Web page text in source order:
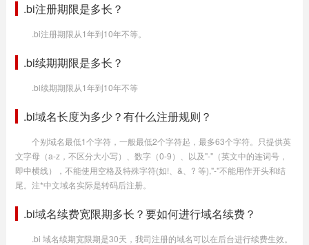
.bi注册期限是多长？
.bi注册期限从1年到10年不等。
.bi续期期限是多长？
.bi续期期限从1年到10年不等
.bi域名长度为多少？有什么注册规则？
个别域名最低1个字符，一般最低2个字符起，最多63个字符。只提供英
文字母（a-z，不区分大小写）、数字（0-9）、以及"-"（英文中的连词号，
即中横线），不能使用空格及特殊字符(如!、&、? 等),"-"不能用作开头和结
尾。注*中文域名实际是转码后注册。
.bi域名续费宽限期多长？要如何进行域名续费？
.bi 域名续期宽限期是30天，我司注册的域名可以在后台进行续费生效。